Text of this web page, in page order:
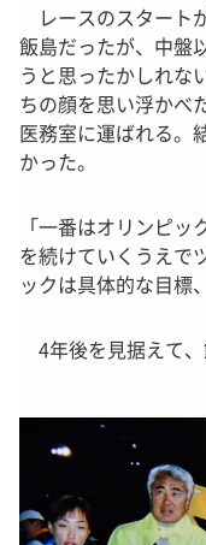
レースのスタート
飯島だったが、中盤
うと思ったかしれな
ちの顔を思い浮かべ
医務室に運ばれる。
かった。
「一番はオリンピ
を続けていくうえで
ックは具体的な目標
4年後を見据えて、